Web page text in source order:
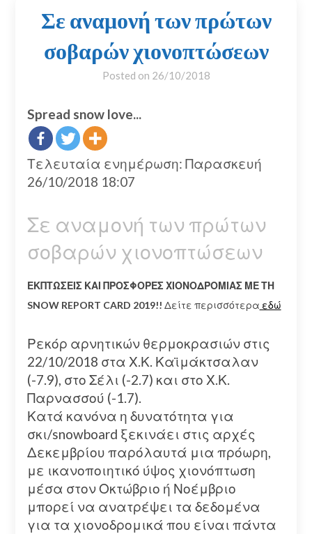
Σε αναμονή των πρώτων
σοβαρών χιονοπτώσεων
Posted on 26/10/2018
Spread snow love...
Τελευταία ενημέρωση: Παρασκευή
26/10/2018 18:07
Σε αναμονή των πρώτων
σοβαρών χιονοπτώσεων
ΕΚΠΤΩΣΕΙΣ ΚΑΙ ΠΡΟΣΦΟΡΕΣ ΧΙΟΝΟΔΡΟΜΙΑΣ ΜΕ ΤΗ
SNOW REPORT CARD 2019!! Δείτε περισσότερα εδώ
Ρεκόρ αρνητικών θερμοκρασιών στις
22/10/2018 στα Χ.Κ. Καϊμάκτσαλαν
(-7.9), στο Σέλι (-2.7) και στο Χ.Κ.
Παρνασσού (-1.7).
Κατά κανόνα η δυνατότητα για
σκι/snowboard ξεκινάει στις αρχές
Δεκεμβρίου παρόλαυτά μια πρόωρη,
με ικανοποιητικό ύψος χιονόπτωση
μέσα στον Οκτώβριο ή Νοέμβριο
μπορεί να ανατρέψει τα δεδομένα
για τα χιονοδρομικά που είναι πάντα